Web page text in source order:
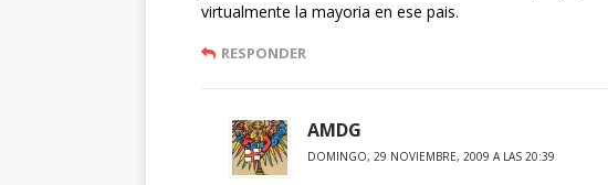
virtualmente la mayoria en ese pais.
RESPONDER
AMDG
DOMINGO, 29 NOVIEMBRE, 2009 A LAS 20:39